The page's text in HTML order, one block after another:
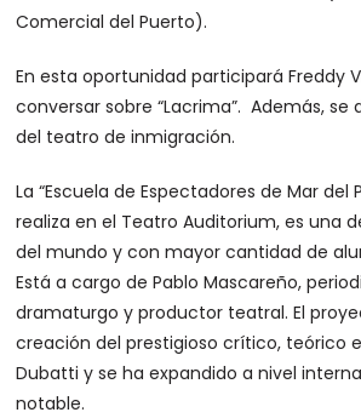
Comercial del Puerto).
En esta oportunidad participará Freddy
conversar sobre “Lacrima”. Además, se
del teatro de inmigración.
La “Escuela de Espectadores de Mar del
realiza en el Teatro Auditorium, es una
del mundo y con mayor cantidad de
Está a cargo de Pablo Mascareño,
dramaturgo y productor teatral. El
creación del prestigioso crítico, teórico
Dubatti y se ha expandido a nivel
notable.